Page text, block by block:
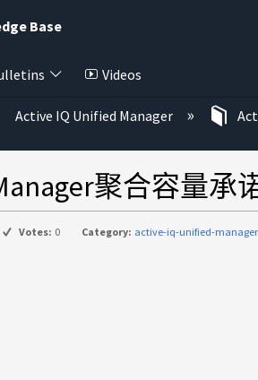
Base
Videos
Active IQ Unified Manager
聚合容量承
Votes: 0 Category: active-iq-unified-manager